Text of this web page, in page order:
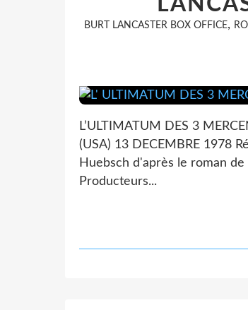
BURT LANCASTER BOX OFFICE,
L’ULTIMATUM DES 3
(USA) 13 DECEMBRE 1978
Huebsch d'après le roman
Producteurs...